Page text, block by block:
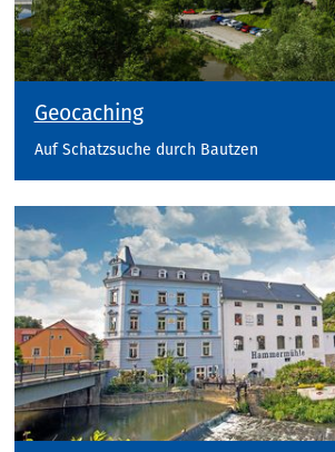
Geocaching
Auf Schatzsuche durch Bautzen